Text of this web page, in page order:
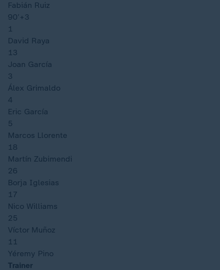
Fabián Ruiz
90′ +3
1
David Raya
13
Joan García
3
Álex Grimaldo
4
Eric García
5
Marcos Llorente
18
Martín Zubimendi
26
Borja Iglesias
17
Nico Williams
25
Víctor Muñoz
11
Yéremy Pino
Trainer